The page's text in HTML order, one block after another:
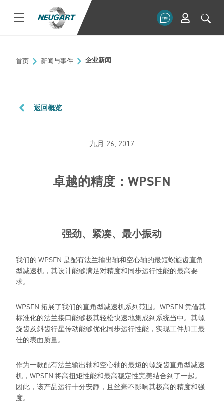
首页 新闻与事件 企业新闻
返回概览
九月 26, 2017
卓越的精度：WPSFN
强劲、紧凑、最小振动
我们的 WPSFN 是配有法兰输出轴和空心轴的最短螺旋齿直角
型减速机，其设计能够满足对精度和同步运行性能的最高要
求。
WPSFN 拓展了我们的直角型减速机系列范围。WPSFN 凭借其
标准化的法兰接口能够极其轻松快速地集成到系统当中。其螺
旋齿及斜齿行星传动能够优化同步运行性能，实现工件加工最
佳的表面质量。
作为一款配有法兰输出轴和空心轴的最短的螺旋齿直角型减速
机，WPSFN 将高扭矩性能和最高稳定性完美结合到了一起。
因此，该产品运行十分安静，且丝毫不影响其极高的精度和强
度。